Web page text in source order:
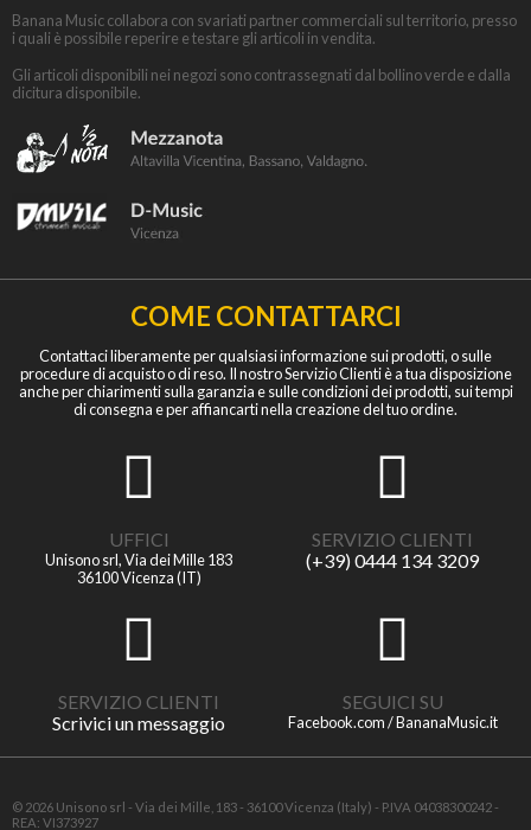
Banana Music collabora con svariati partner commerciali sul territorio, presso
i quali è possibile reperire e testare gli articoli in vendita.
Gli articoli disponibili nei negozi sono contrassegnati dal bollino verde e dalla
dicitura disponibile.
COME CONTATTARCI
Contattaci liberamente per qualsiasi informazione sui prodotti, o sulle
procedure di acquisto o di reso. Il nostro Servizio Clienti è a tua disposizione
anche per chiarimenti sulla garanzia e sulle condizioni dei prodotti, sui tempi
di consegna e per affiancarti nella creazione del tuo ordine.
UFFICI
Unisono srl, Via dei Mille 183
36100 Vicenza (IT)
SERVIZIO CLIENTI
(+39) 0444 134 3209
SERVIZIO CLIENTI
Scrivici un messaggio
SEGUICI SU
Facebook.com / BananaMusic.it
© 2026 Unisono srl - Via dei Mille, 183 - 36100 Vicenza (Italy) - P.IVA 04038300242 -
REA: VI373927